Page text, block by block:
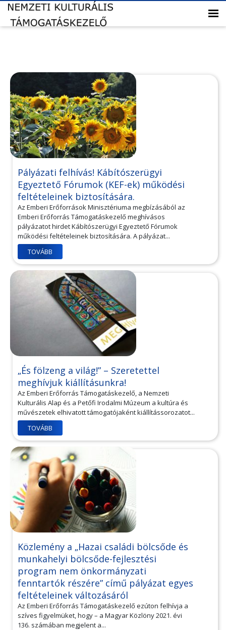
Pályázati felhívás! Kábítószerügyi
Egyeztető Fórumok (KEF-ek) működési
feltételeinek biztosítására.
Az Emberi Erőforrások Minisztériuma megbízásából az
Emberi Erőforrás Támogatáskezelő meghívásos
pályázatot hirdet Kábítószerügyi Egyeztető Fórumok
működési feltételeinek biztosítására. A pályázat...
TOVÁBB
„És fölzeng a világ!” – Szeretettel
meghívjuk kiállításunkra!
Az Emberi Erőforrás Támogatáskezelő, a Nemzeti
Kulturális Alap és a Petőfi Irodalmi Múzeum a kultúra és
művészetek elhivatott támogatójaként kiállítássorozatot...
TOVÁBB
Közlemény a „Hazai családi bölcsőde és
munkahelyi bölcsőde-fejlesztési
program nem önkormányzati
fenntartók részére” című pályázat egyes
feltételeinek változásáról
Az Emberi Erőforrás Támogatáskezelő ezúton felhívja a
szíves figyelmüket, hogy – a Magyar Közlöny 2021. évi
136. számában megjelent a...